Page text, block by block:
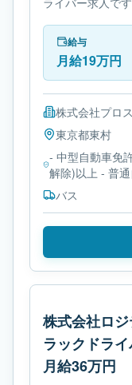
は- 変形労働時
です。給与
月給19万円
株式会社プロ
東京都東村
- 中型自動車免
解除)以上 - 普
バス
株式会社ロ
ラックドラ
月給36万円